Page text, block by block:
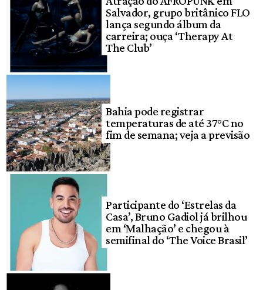
Salvador, grupo britânico FLO
lança segundo álbum da
carreira; ouça ‘Therapy At
The Club’
Bahia pode registrar
temperaturas de até 37°C no
fim de semana; veja a previsão
Participante do ‘Estrelas da
Casa’, Bruno Gadiol já brilhou
em ‘Malhação’ e chegou à
semifinal do ‘The Voice Brasil’